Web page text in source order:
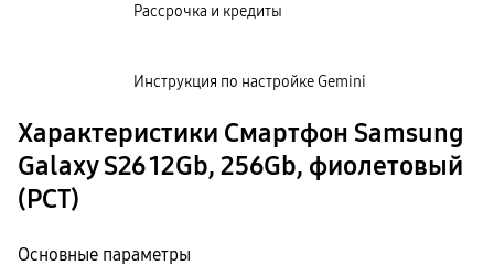
Рассрочка и кредиты
Инструкция по настройке Gemini
Характеристики Смартфон Samsung
Galaxy S26 12Gb, 256Gb, фиолетовый
(РСТ)
Основные параметры